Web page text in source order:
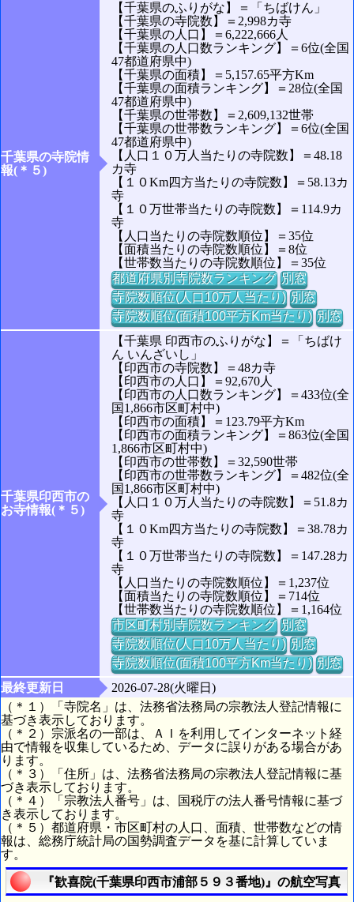
千葉県の寺院情
報(＊５)
【千葉県のふりがな】＝「ちばけん」
【千葉県の寺院数】＝2,998カ寺
【千葉県の人口】＝6,222,666人
【千葉県の人口数ランキング】＝6位(全国
47都道府県中)
【千葉県の面積】＝5,157.65平方Km
【千葉県の面積ランキング】＝28位(全国
47都道府県中)
【千葉県の世帯数】＝2,609,132世帯
【千葉県の世帯数ランキング】＝6位(全国
47都道府県中)
【人口１０万人当たりの寺院数】＝48.18
カ寺
【１０Km四方当たりの寺院数】＝58.13カ
寺
【１０万世帯当たりの寺院数】＝114.9カ
寺
【人口当たりの寺院数順位】＝35位
【面積当たりの寺院数順位】＝8位
【世帯数当たりの寺院数順位】＝35位
都道府県別寺院数ランキング 別窓
寺院数順位(人口10万人当たり) 別窓
寺院数順位(面積100平方Km当たり) 別窓
千葉県印西市の
お寺情報(＊５)
【千葉県 印西市のふりがな】＝「ちばけ
ん いんざいし」
【印西市の寺院数】＝48カ寺
【印西市の人口】＝92,670人
【印西市の人口数ランキング】＝433位(全
国1,866市区町村中)
【印西市の面積】＝123.79平方Km
【印西市の面積ランキング】＝863位(全国
1,866市区町村中)
【印西市の世帯数】＝32,590世帯
【印西市の世帯数ランキング】＝482位(全
国1,866市区町村中)
【人口１０万人当たりの寺院数】＝51.8カ
寺
【１０Km四方当たりの寺院数】＝38.78カ
寺
【１０万世帯当たりの寺院数】＝147.28カ
寺
【人口当たりの寺院数順位】＝1,237位
【面積当たりの寺院数順位】＝714位
【世帯数当たりの寺院数順位】＝1,164位
市区町村別寺院数ランキング 別窓
寺院数順位(人口10万人当たり) 別窓
寺院数順位(面積100平方Km当たり) 別窓
最終更新日
2026-07-28(火曜日)
（＊１）「寺院名」は、法務省法務局の宗教法人登記情報に
基づき表示しております。
（＊２）宗派名の一部は、ＡＩを利用してインターネット経
由で情報を収集しているため、データに誤りがある場合があ
ります。
（＊３）「住所」は、法務省法務局の宗教法人登記情報に基
づき表示しております。
（＊４）「宗教法人番号」は、国税庁の法人番号情報に基づ
き表示しております。
（＊５）都道府県・市区町村の人口、面積、世帯数などの情
報は、総務庁統計局の国勢調査データを基に計算していま
す。
『歓喜院(千葉県印西市浦部５９３番地)』の航空写真